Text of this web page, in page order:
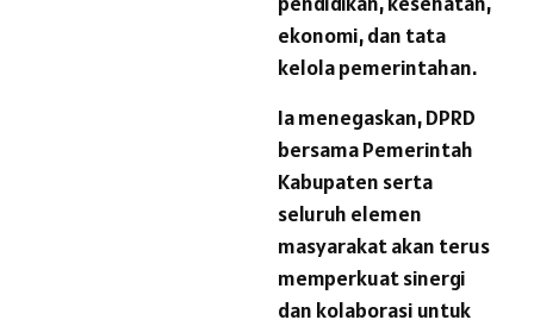
ekonomi, dan tata
kelola pemerintahan.
Ia menegaskan, DPRD
bersama Pemerintah
Kabupaten serta
seluruh elemen
masyarakat akan terus
memperkuat sinergi
dan kolaborasi untuk